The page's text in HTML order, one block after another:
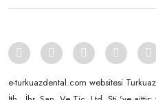
e-turkuazdental.com websitesi